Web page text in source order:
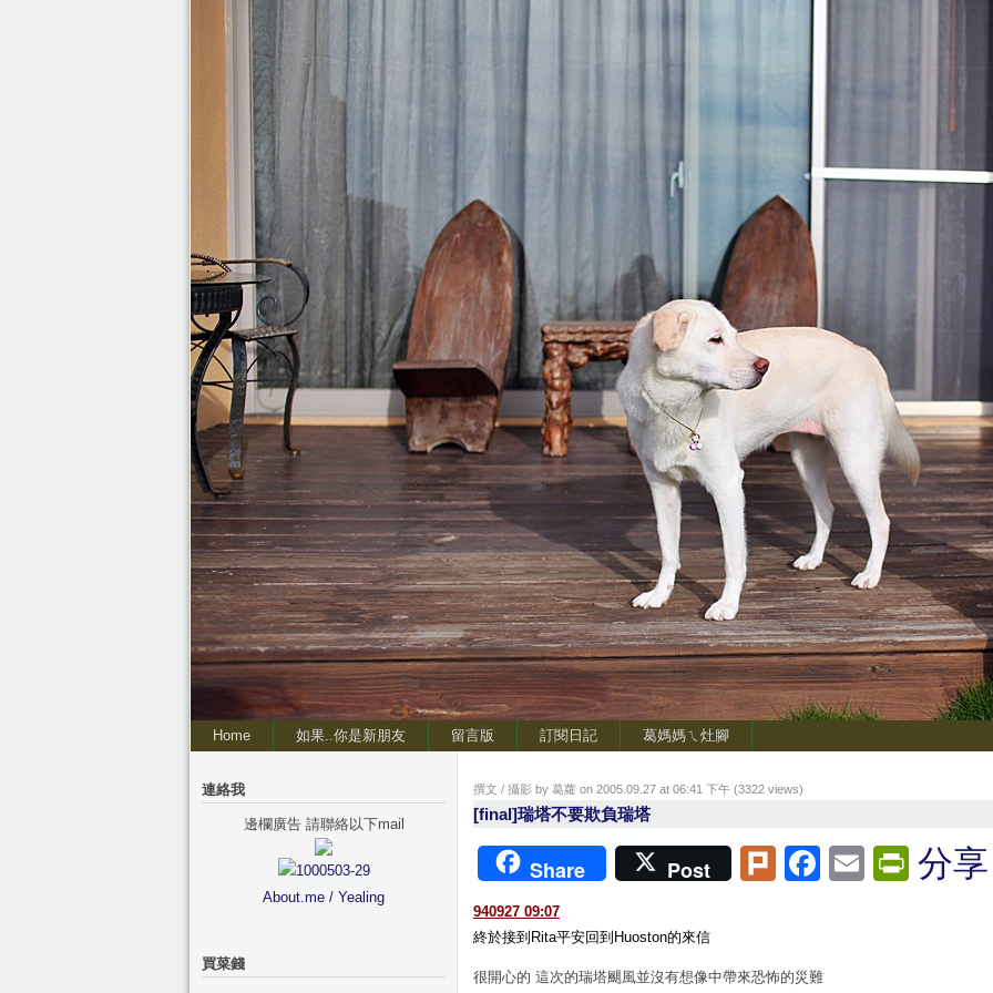
Home 如果..你是新朋友 留言版 訂閱日記 葛媽媽ㄟ灶腳
撰文 / 攝影 by 葛蘿 on 2005.09.27 at 06:41 下午 (3322 views)
[final]瑞塔不要欺負瑞塔
Share Post PlurkFacebook
Email分享
940927 09:07
終於接到Rita平安回到Huoston的來信
很開心的 這次的瑞塔颶風並沒有想像中帶來恐怖的災難
連絡我
邊欄廣告 請聯絡以下mail
About.me / Yealing
買菜錢